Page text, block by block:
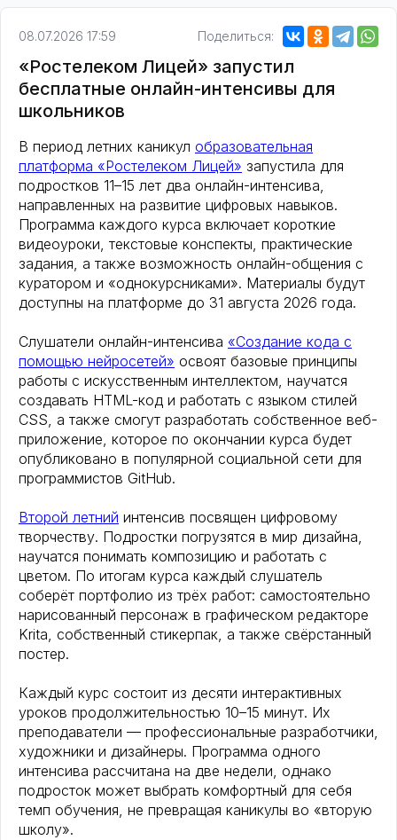
08.07.2026 17:59 Поделиться:
«Ростелеком Лицей» запустил
бесплатные онлайн-интенсивы для
школьников
В период летних каникул образовательная
платформа «Ростелеком Лицей» запустила для
подростков 11–15 лет два онлайн-интенсива,
направленных на развитие цифровых навыков.
Программа каждого курса включает короткие
видеоуроки, текстовые конспекты, практические
задания, а также возможность онлайн-общения с
куратором и «однокурсниками». Материалы будут
доступны на платформе до 31 августа 2026 года.
Слушатели онлайн-интенсива «Создание кода с
помощью нейросетей» освоят базовые принципы
работы с искусственным интеллектом, научатся
создавать HTML-код и работать с языком стилей
CSS, а также смогут разработать собственное веб-
приложение, которое по окончании курса будет
опубликовано в популярной социальной сети для
программистов GitHub.
Второй летний интенсив посвящен цифровому
творчеству. Подростки погрузятся в мир дизайна,
научатся понимать композицию и работать с
цветом. По итогам курса каждый слушатель
соберёт портфолио из трёх работ: самостоятельно
нарисованный персонаж в графическом редакторе
Krita, собственный стикерпак, а также свёрстанный
постер.
Каждый курс состоит из десяти интерактивных
уроков продолжительностью 10–15 минут. Их
преподаватели — профессиональные разработчики,
художники и дизайнеры. Программа одного
интенсива рассчитана на две недели, однако
подросток может выбрать комфортный для себя
темп обучения, не превращая каникулы во «вторую
школу».